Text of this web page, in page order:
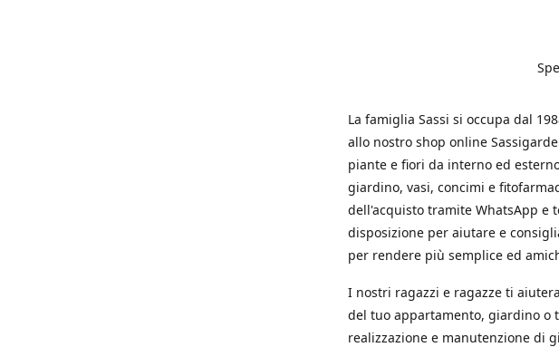
La famiglia Sassi si occupa dal
allo nostro shop online
piante e fiori da interno ed
giardino, vasi, concimi e
dell'acquisto tramite WhatsApp e
disposizione per aiutare e
per rendere più semplice ed
I nostri ragazzi e ragazze ti
del tuo appartamento, giardino o
realizzazione e manutenzione di